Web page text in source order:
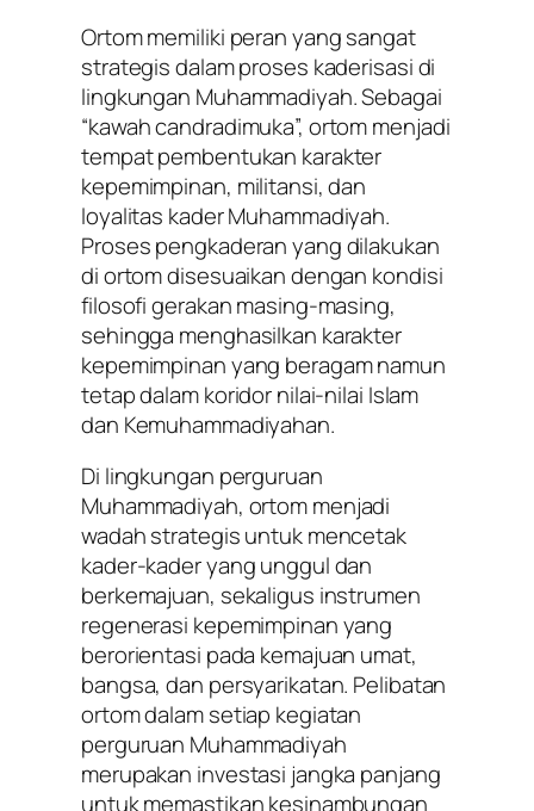
Ortom memiliki peran yang sangat
strategis dalam proses kaderisasi di
lingkungan Muhammadiyah. Sebagai
“kawah candradimuka”, ortom menjadi
tempat pembentukan karakter
kepemimpinan, militansi, dan
loyalitas kader Muhammadiyah.
Proses pengkaderan yang dilakukan
di ortom disesuaikan dengan kondisi
filosofi gerakan masing-masing,
sehingga menghasilkan karakter
kepemimpinan yang beragam namun
tetap dalam koridor nilai-nilai Islam
dan Kemuhammadiyahan.
Di lingkungan perguruan
Muhammadiyah, ortom menjadi
wadah strategis untuk mencetak
kader-kader yang unggul dan
berkemajuan, sekaligus instrumen
regenerasi kepemimpinan yang
berorientasi pada kemajuan umat,
bangsa, dan persyarikatan. Pelibatan
ortom dalam setiap kegiatan
perguruan Muhammadiyah
merupakan investasi jangka panjang
untuk memastikan kesinambungan